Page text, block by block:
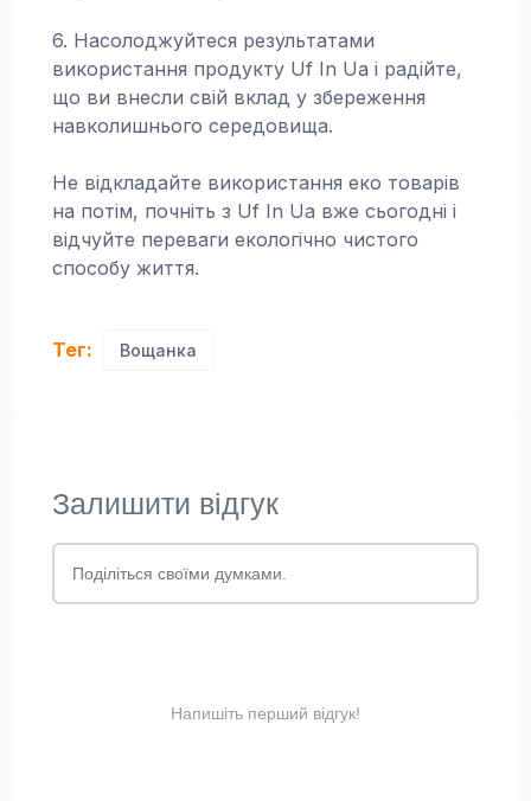
6. Насолоджуйтеся результатами
використання продукту Uf In Ua і радійте,
що ви внесли свій вклад у збереження
навколишнього середовища.
Не відкладайте використання еко товарів
на потім, почніть з Uf In Ua вже сьогодні і
відчуйте переваги екологічно чистого
способу життя.
Тег: Вощанка